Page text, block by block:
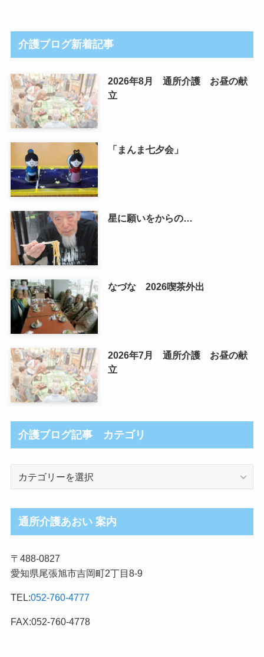
介護ブログ新着記事
2026年8月 通所介護 お昼の献
立
「まんま七夕会」
星に願いをからの…
なづな 2026喫茶外出
2026年7月 通所介護 お昼の献
立
介護ブログ記事 カテゴリ
ロ
グ
事
カ
ゴ
リ
通所介護あおい 案内
〒488-0827
愛知県尾張旭市吉岡町2丁目8-9
TEL:052-760-4777
FAX:052-760-4778